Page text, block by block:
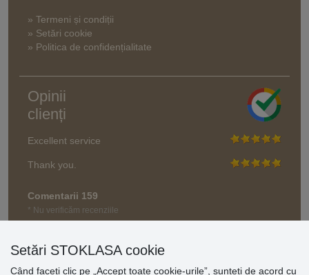
» Termeni și condiții
» Setări cookie
» Politica de confidențialitate
Opinii
clienți
Excellent service
Thank you.
Comentarii 159
* Nu verificăm recenziile
Setări STOKLASA cookie
Când faceți clic pe „Accept toate cookie-urile”, sunteți de acord cu